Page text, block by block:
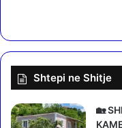
l
i
p
ë
Shtepi ne Shitje
🏡